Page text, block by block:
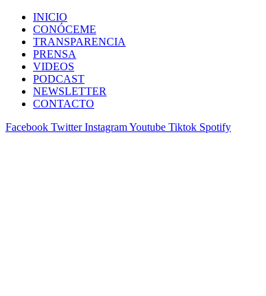
INICIO
CONÓCEME
TRANSPARENCIA
PRENSA
VIDEOS
PODCAST
NEWSLETTER
CONTACTO
Facebook Twitter InstagramYoutube Tiktok Spotify